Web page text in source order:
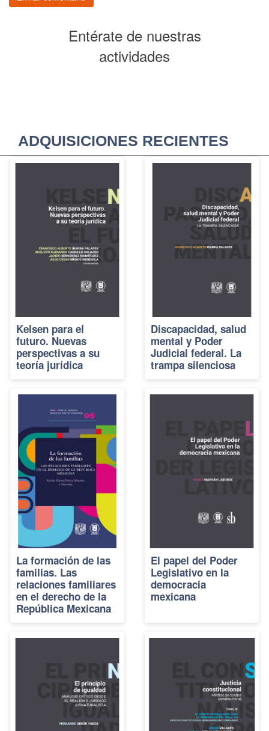
Entérate de nuestras
actividades
ADQUISICIONES RECIENTES
Kelsen para el
futuro. Nuevas
perspectivas a su
teoría jurídica
Discapacidad, salud
mental y Poder
Judicial federal. La
trampa silenciosa
La formación de las
familias. Las
relaciones familiares
en el derecho de la
República Mexicana
El papel del Poder
Legislativo en la
democracia
mexicana